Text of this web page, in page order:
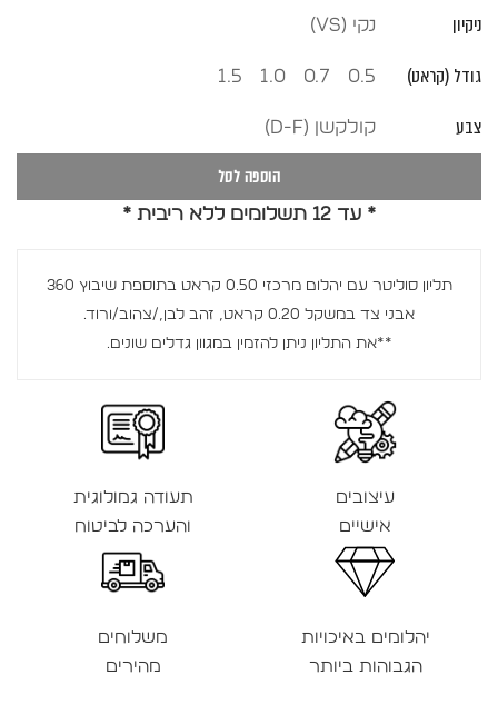
מחירים:
עד
ניקיון נקי (vs)
גודל (קראט) 0.5
0.7
1.0
1.5
צבע קולקשן (D-F)
הוספה לסל
* עד 12 תשלומים ללא ריבית *
תליון סוליטר עם יהלום מרכזי 0.50 קראט בתוספת שיבוץ 360
אבני צד במשקל 0.20 קראט, זהב לבן,/צהוב/ורוד.
**את התליון ניתן להזמין במגוון גדלים שונים.
עיצובים
אישיים
תעודה גמולוגית
והערכה לביטוח
יהלומים באיכויות
הגבוהות ביותר
משלוחים
מהירים